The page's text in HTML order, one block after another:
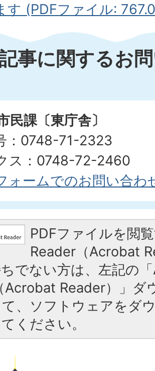
す (PDFファイル:
事に関するお
民課〔東庁舎〕
：0748-71-2323
ス：0748-72-2460
ォームでのお問い合わ
PDFファイルを閲
Reader（Acrobat
でない方は、左記の
Acrobat Reader）」ダ
て、ソフトウェアをダ
ください。